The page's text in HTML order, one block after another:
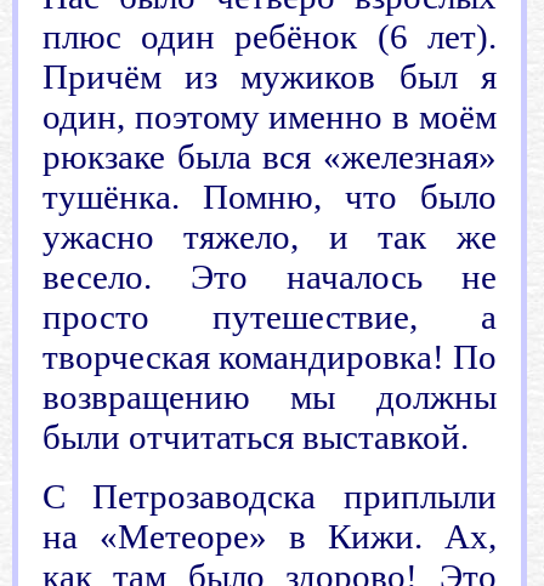
плюс один ребёнок (6 лет).
Причём из мужиков был я
один, поэтому именно в моём
рюкзаке была вся «железная»
тушёнка. Помню, что было
ужасно тяжело, и так же
весело. Это началось не
просто путешествие, а
творческая командировка! По
возвращению мы должны
были отчитаться выставкой.
С Петрозаводска приплыли
на «Метеоре» в Кижи. Ах,
как там было здорово! Это